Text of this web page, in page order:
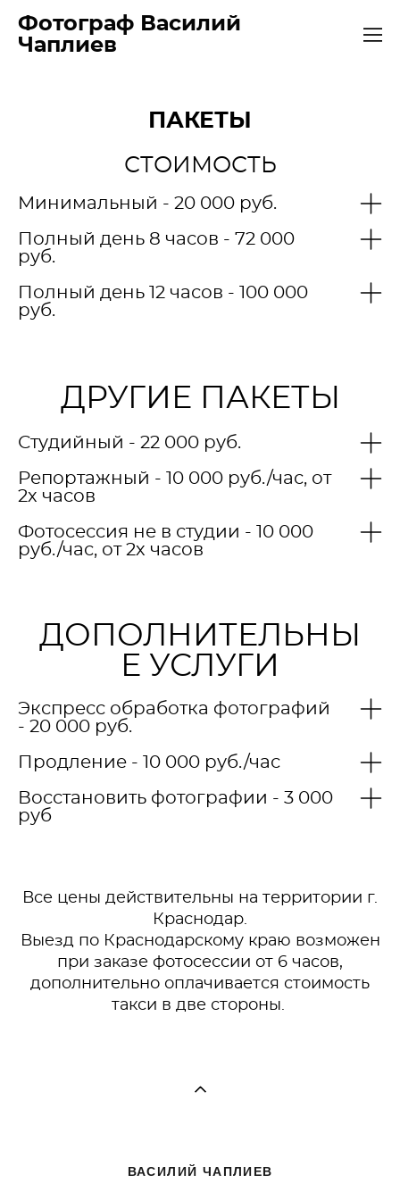
Фотограф Василий
Чаплиев
ПАКЕТЫ
СТОИМОСТЬ
Минимальный - 20 000 руб.
Полный день 8 часов - 72 000
руб.
Полный день 12 часов - 100 000
руб.
ДРУГИЕ ПАКЕТЫ
Студийный - 22 000 руб.
Репортажный - 10 000 руб./час, от
2х часов
Фотосессия не в студии - 10 000
руб./час, от 2х часов
ДОПОЛНИТЕЛЬНЫ
Е УСЛУГИ
Экспресс обработка фотографий
- 20 000 руб.
Продление - 10 000 руб./час
Восстановить фотографии - 3 000
руб
Все цены действительны на территории г.
Краснодар.
Выезд по Краснодарскому краю возможен
при заказе фотосессии от 6 часов,
дополнительно оплачивается стоимость
такси в две стороны.
ВАСИЛИЙ ЧАПЛИЕВ